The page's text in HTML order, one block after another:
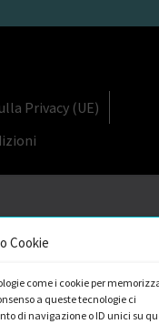
Cookie
come i cookie per
a queste tecnologie ci
di navigazione o ID unici su
Privacy (UE)